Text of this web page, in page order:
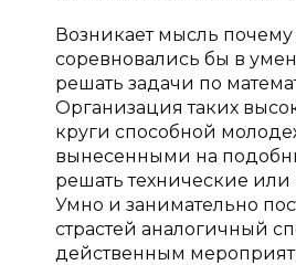
Возникает мысль
соревновались бы в
решать задачи по
Организация таких
круги способной
вынесенными на
решать технические
Умно и занимательно
страстей аналогичный
действенным